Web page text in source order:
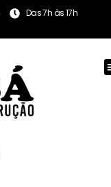
Das 7h às 17h